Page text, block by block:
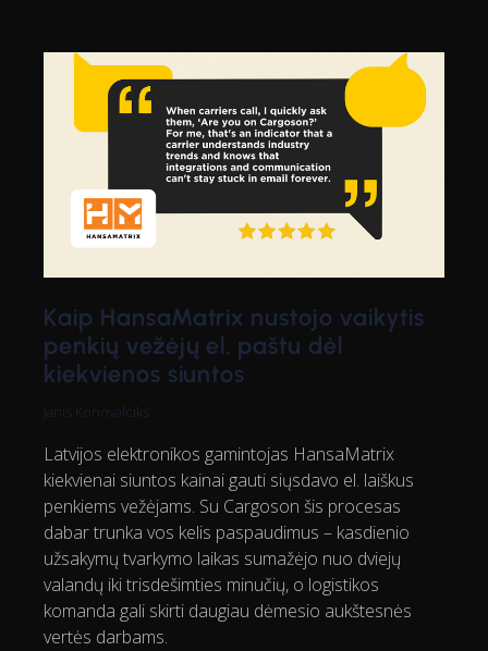
Kaip HansaMatrix nustojo vaikytis
penkių vežėjų el. paštu dėl
kiekvienos siuntos
Janis Konovalciks
Latvijos elektronikos gamintojas HansaMatrix
kiekvienai siuntos kainai gauti siųsdavo el. laiškus
penkiems vežėjams. Su Cargoson šis procesas
dabar trunka vos kelis paspaudimus – kasdienio
užsakymų tvarkymo laikas sumažėjo nuo dviejų
valandų iki trisdešimties minučių, o logistikos
komanda gali skirti daugiau dėmesio aukštesnės
vertės darbams.